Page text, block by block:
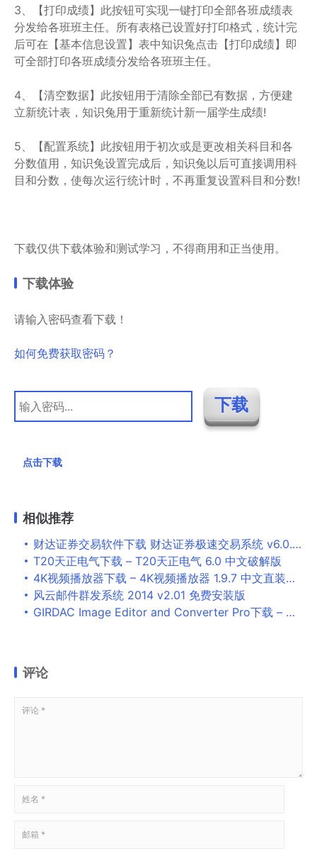
3、【打印成绩】此按钮可实现一键打印全部各班成绩表
分发给各班班主任。所有表格已设置好打印格式，统计完
后可在【基本信息设置】表中知识兔点击【打印成绩】即
可全部打印各班成绩分发给各班班主任。
4、【清空数据】此按钮用于清除全部已有数据，方便建
立新统计表，知识兔用于重新统计新一届学生成绩!
5、【配置系统】此按钮用于初次或是更改相关科目和各
分数值用，知识兔设置完成后，知识兔以后可直接调用科
目和分数，使每次运行统计时，不再重复设置科目和分数!
下载仅供下载体验和测试学习，不得商用和正当使用。
下载体验
请输入密码查看下载！
如何免费获取密码？
点击下载
相似推荐
财达证券交易软件下载 财达证券极速交易系统 v6.0.202.1 官方安装版
T20天正电气下载 – T20天正电气 6.0 中文破解版
4K视频播放器下载 – 4K视频播放器 1.9.7 中文直装高级版
风云邮件群发系统 2014 v2.01 免费安装版
GIRDAC Image Editor and Converter Pro下载 – GIRDAC Image Editor and Converter Pro 图像编辑器 8.2.2.5 破解版
评论